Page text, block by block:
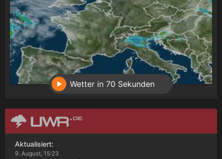
Wetter in 70 Sekunden
Aktualisiert:
9. August, 15:23